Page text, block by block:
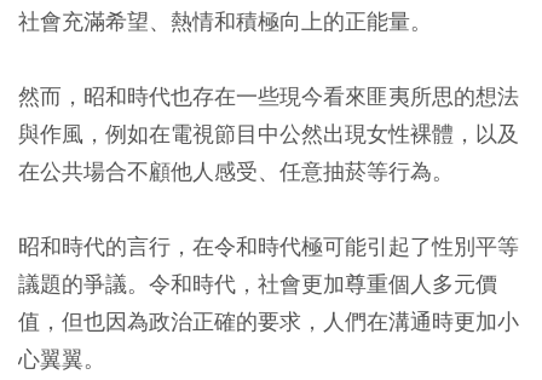
社會充滿希望、熱情和積極向上的正能量。
然而，昭和時代也存在一些現今看來匪夷所思的想法
與作風，例如在電視節目中公然出現女性裸體，以及
在公共場合不顧他人感受、任意抽菸等行為。
昭和時代的言行，在令和時代極可能引起了性別平等
議題的爭議。令和時代，社會更加尊重個人多元價
值，但也因為政治正確的要求，人們在溝通時更加小
心翼翼。